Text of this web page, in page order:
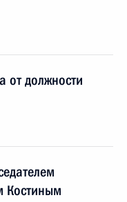
от должности
Костиным